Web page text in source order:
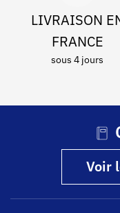
LIVRAISON
FRANCE
sous 4 jours
Voir